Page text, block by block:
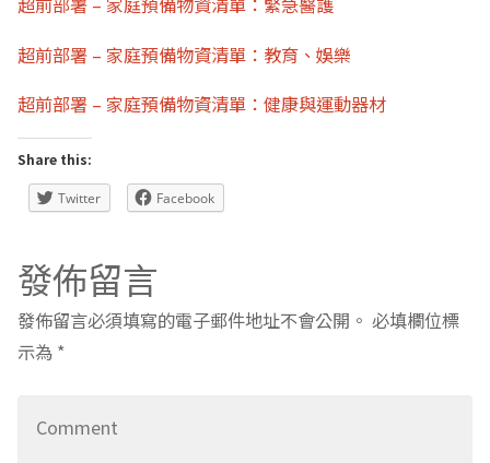
超前部署 – 家庭預備物資清單：教育、娛樂
超前部署 – 家庭預備物資清單：健康與運動器材
Share this:
Twitter Facebook
發佈留言
發佈留言必須填寫的電子郵件地址不會公開。 必填欄位標
示為 *